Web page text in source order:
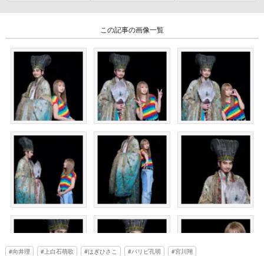
この記事の画像一覧
向井理 上白石萌歌 はぎひさこ パリピ孔明
宮川翔